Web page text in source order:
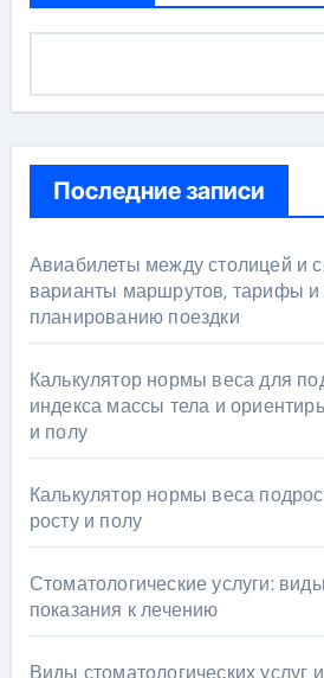
Последние записи
Авиабилеты между столицей и
варианты маршрутов, тарифы и
планированию поездки
Калькулятор нормы веса для
индекса массы тела и
и полу
Калькулятор нормы веса
росту и полу
Стоматологические услуги:
показания к лечению
Виды стоматологических услуг